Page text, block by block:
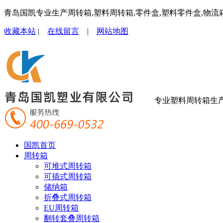
青岛国凯专业生产周转箱,塑料周转箱,零件盒,塑料零件盒,物流
收藏本站 | 在线留言 | 网站地图
专业塑料周转箱生
国凯首页
周转箱
可堆式周转箱
可插式周转箱
储纳箱
折叠式周转箱
EU周转箱
翻转套叠周转箱